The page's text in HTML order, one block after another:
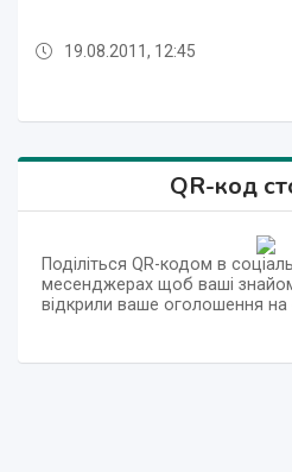
19.08.2011, 12:45
QR-код
Поділіться QR-кодом в
месенджерах щоб ваші
відкрили ваше оголошення на